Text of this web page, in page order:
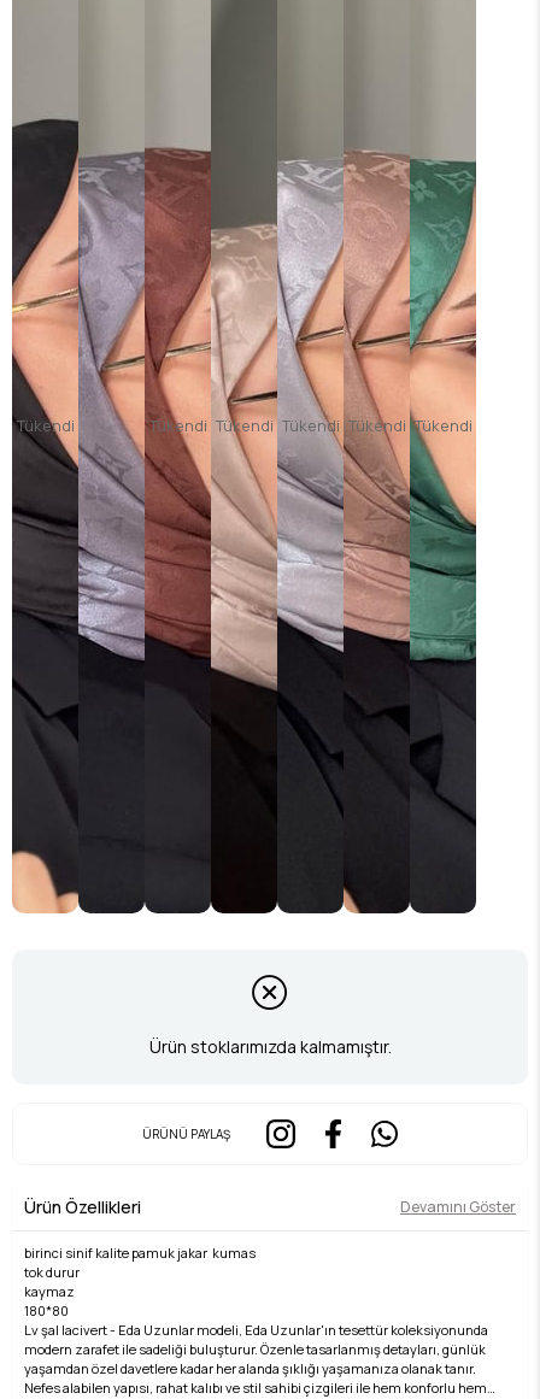
Tükendi Tükendi Tükendi Tükendi Tükendi Tükendi
Ürün stoklarımızda kalmamıştır.
ÜRÜNÜ PAYLAŞ
Ürün Özellikleri Devamını Göster
birinci sinif kalite pamuk jakar kumas
tok durur
kaymaz
180*80
Lv şal lacivert - Eda Uzunlar modeli, Eda Uzunlar'ın tesettür koleksiyonunda
modern zarafet ile sadeliği buluşturur. Özenle tasarlanmış detayları, günlük
yaşamdan özel davetlere kadar her alanda şıklığı yaşamanıza olanak tanır.
Nefes alabilen yapısı, rahat kalıbı ve stil sahibi çizgileri ile hem konforlu hem